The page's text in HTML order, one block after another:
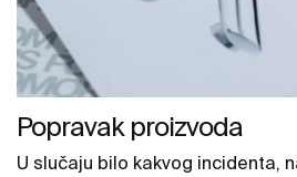
Popravak proizvoda
U slučaju bilo kakvog incidenta,